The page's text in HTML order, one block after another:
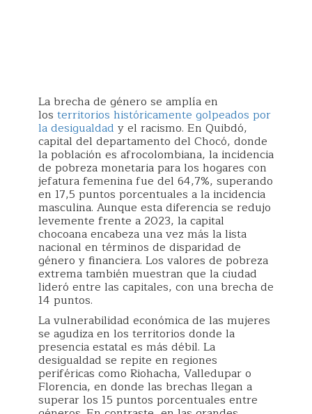
La brecha de género se amplía en
los territorios históricamente golpeados por
la desigualdad y el racismo. En Quibdó,
capital del departamento del Chocó, donde
la población es afrocolombiana, la incidencia
de pobreza monetaria para los hogares con
jefatura femenina fue del 64,7%, superando
en 17,5 puntos porcentuales a la incidencia
masculina. Aunque esta diferencia se redujo
levemente frente a 2023, la capital
chocoana encabeza una vez más la lista
nacional en términos de disparidad de
género y financiera. Los valores de pobreza
extrema también muestran que la ciudad
lideró entre las capitales, con una brecha de
14 puntos.
La vulnerabilidad económica de las mujeres
se agudiza en los territorios donde la
presencia estatal es más débil. La
desigualdad se repite en regiones
periféricas como Riohacha, Valledupar o
Florencia, en donde las brechas llegan a
superar los 15 puntos porcentuales entre